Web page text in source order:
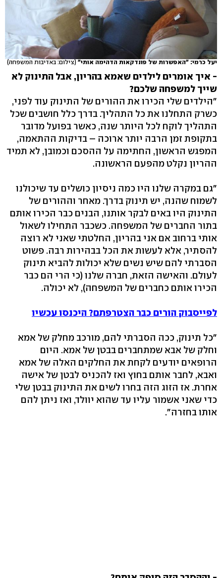
יעל כרמי: "האפשרות של פונדקאות הדהימה אותי" (צילום: באדיבות המשפחה)
- איך אומרים לילדים שאמא בהריון, אבל התינוק לא
שייך למשפחה שלכם?
"הילדים שלי הכירו את ההורים של התינוק עוד לפני,
כשרק התחלנו את כל התהליך. בדרך כלל חושבים שכל
התהליך לוקח לכל היותר שנה, כאשר בפועל מדובר
בתקופת זמן הרבה יותר ארוכה – בדיקות ההתאמה,
המפגש הראשון, החתימה על ההסכם וכמובן, לא תמיד
ההריון נקלט מהפעם הראשונה.
"גם במקרה שלנו היו כמה ניסיון כושלים עד שיכולנו
לשמוח שהנה, יש תינוק בדרך. מאחר וההורים של
התינוק היו באים לבקר אותנו, הבנים כבר הכירו אותם
בתור החברים של המשפחה. כשכבר התחילו לשאול
אותי ברחוב אם אני בהריון, החלטתי שאני לא רוצה
להסתיר, אלא לעשות את הכל בבהירות רבה. פשוט
הסברתי להם שיש נשים שלא יכולות להביא תינוק
לעולם. והאישה הזאת, חברה שלנו (כי הרי הם כבר
הכירו אותם כחברים של המשפחה), לא יכולה.
לפייסבוק הורים כבר הצטרפתם? היכנסו עכשיו
"כל תינוק, ככה הסברתי להם, מורכב מחלק של אמא
וחלק של אבא שמתחברים בבטן של אמא. היום
הרופאים יודעים לקחת את החלקים האלה של אמא
ואבא, לחבר אותם בחוץ ואז להכניס לבטן של אישה
אחרת. אז הזוג הזה בחרו לשים את התינוק בבטן שלי
כדי שאני אשמור עליו עד שהוא יוולד, ואז ניתן להם
אותו בחזרה".